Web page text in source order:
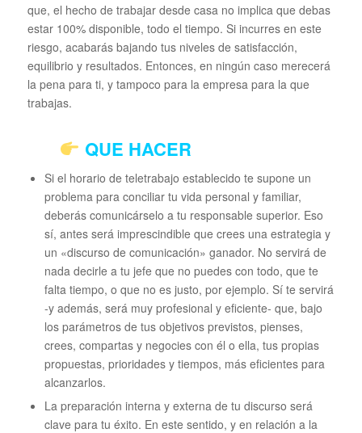
que, el hecho de trabajar desde casa no implica que debas
estar 100% disponible, todo el tiempo. Si incurres en este
riesgo, acabarás bajando tus niveles de satisfacción,
equilibrio y resultados. Entonces, en ningún caso merecerá
la pena para ti, y tampoco para la empresa para la que
trabajas.
QUE HACER
Si el horario de teletrabajo establecido te supone un
problema para conciliar tu vida personal y familiar,
deberás comunicárselo a tu responsable superior. Eso
sí, antes será imprescindible que crees una estrategia y
un «discurso de comunicación» ganador. No servirá de
nada decirle a tu jefe que no puedes con todo, que te
falta tiempo, o que no es justo, por ejemplo. Sí te servirá
-y además, será muy profesional y eficiente- que, bajo
los parámetros de tus objetivos previstos, pienses,
crees, compartas y negocies con él o ella, tus propias
propuestas, prioridades y tiempos, más eficientes para
alcanzarlos.
La preparación interna y externa de tu discurso será
clave para tu éxito. En este sentido, y en relación a la